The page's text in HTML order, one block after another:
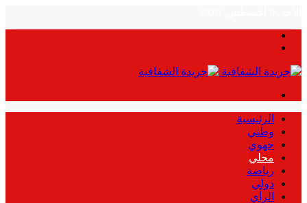
الرئيسية
وطني
جهوي
محلي
رياضة
دولي
الرأي